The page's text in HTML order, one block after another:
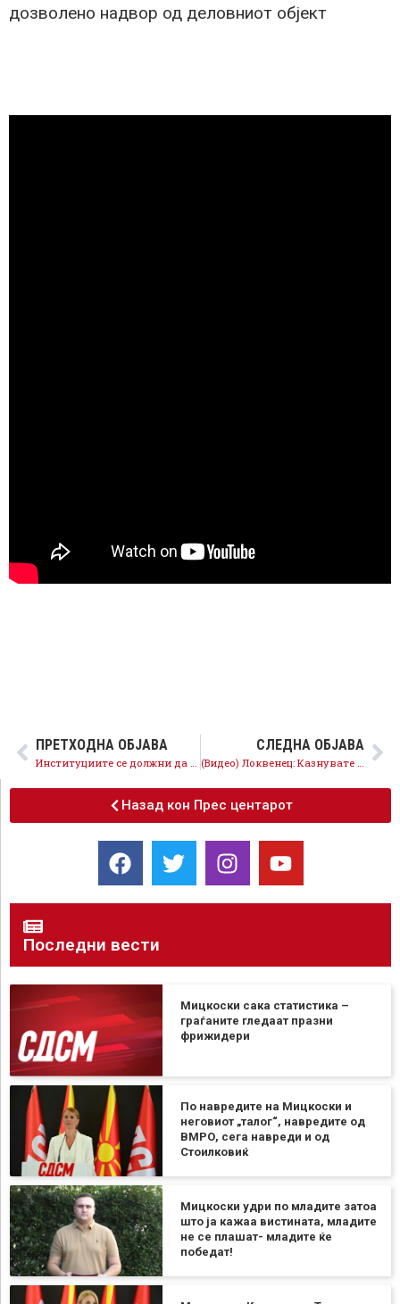
дозволено надвор од деловниот објект
ПРЕТХОДНА ОБЈАВА
Институциите се должни да одговорат за начинот на финансирање на медиумите на Никола Груевски
СЛЕДНА ОБЈАВА
(Видео) Локвенец: Казнувате селективно со Законот за пушење
Назад кон Прес центарот
Последни вести
Мицкоски сака статистика –
граѓаните гледаат празни
фрижидери
По навредите на Мицкоски и
неговиот „талог“, навредите од
ВМРО, сега навреди и од
Стоилковиќ
Мицкоски удри по младите затоа
што ја кажаа вистината, младите
не се плашат- младите ќе
победат!